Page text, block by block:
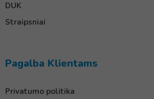
DUK
Straipsniai
Pagalba Klientams
Privatumo politika